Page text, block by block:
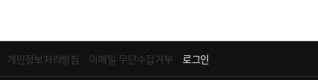
개인정보처리방침 이메일 무단수집거부 로그인